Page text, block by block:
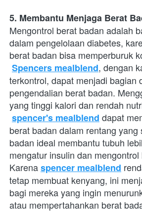
5. Membantu Menjaga Berat
Mengontrol berat badan adalah
dalam pengelolaan diabetes,
berat badan bisa memperburuk
Spencers mealblend, dengan
terkontrol, dapat menjadi bagian
pengendalian berat badan.
yang tinggi kalori dan rendah
spencer's mealblend dapat
berat badan dalam rentang yang
badan ideal membantu tubuh
mengatur insulin dan
Karenaspencer mealblend
tetap membuat kenyang, ini
bagi mereka yang ingin
atau mempertahankan berat